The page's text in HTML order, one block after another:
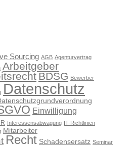
Sourcing AGB Agenturvertrag
Arbeitgeber
BDSG Bewerber
Datenschutz
Einwilligung
Interessensabwägung IT-Richtlinien
Mitarbeiter
Recht Schadensersatz Seminar